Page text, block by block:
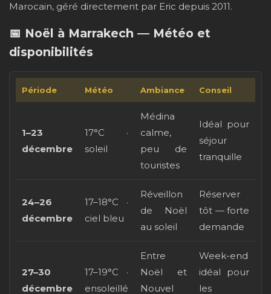
Marocain, géré directement par Eric depuis 2011.
📅 Noël à Marrakech — Météo et
disponibilités
Période Météo Ambiance Conseil
1–23
décembre
17°C ·
soleil
Médina
calme,
peu de
touristes
Idéal pour
séjour
tranquille
24–26
décembre
17–18°C ·
ciel bleu
Réveillon
de Noël
au soleil
Réserver
tôt — forte
demande
27–30
décembre
17–19°C ·
ensoleillé
Entre
Noël et
Nouvel
Week-end
idéal pour
les